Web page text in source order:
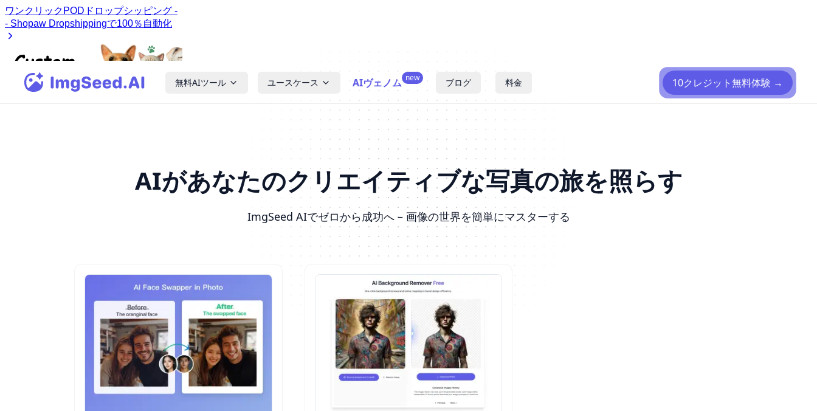
無料AIツール ユースケース AIヴェノム new ブログ 料金 10クレジット無料体験 →
AIがあなたのクリエイティブな写真の旅を照らす
ImgSeed AIでゼロから成功へ – 画像の世界を簡単にマスターする